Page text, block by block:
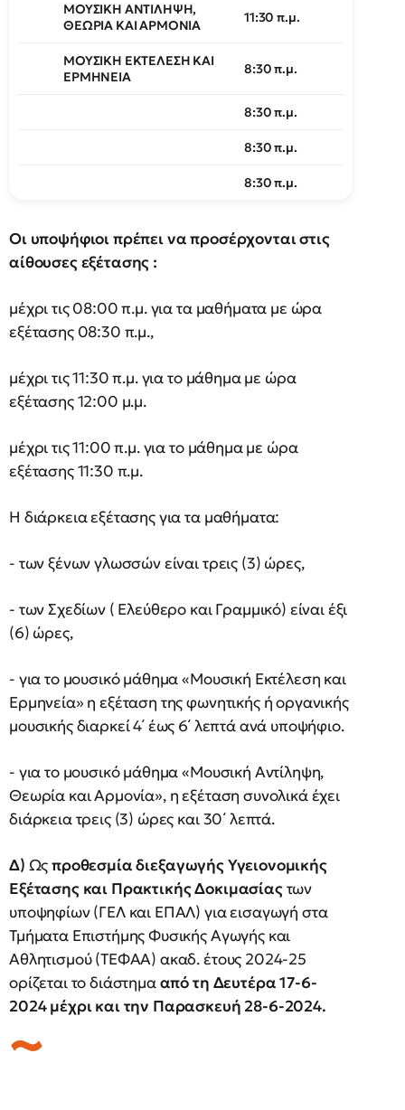
ΜΟΥΣΙΚΗ ΑΝΤΙΛΗΨΗ,
ΘΕΩΡΙΑ ΚΑΙ ΑΡΜΟΝΙΑ
11:30 π.μ.
ΜΟΥΣΙΚΗ ΕΚΤΕΛΕΣΗ ΚΑΙ
ΕΡΜΗΝΕΙΑ
8:30 π.μ.
8:30 π.μ.
8:30 π.μ.
8:30 π.μ.
Οι υποψήφιοι πρέπει να προσέρχονται στις
αίθουσες εξέτασης :
μέχρι τις 08:00 π.μ. για τα μαθήματα με ώρα
εξέτασης 08:30 π.μ.,
μέχρι τις 11:30 π.μ. για το μάθημα με ώρα
εξέτασης 12:00 μ.μ.
μέχρι τις 11:00 π.μ. για το μάθημα με ώρα
εξέτασης 11:30 π.μ.
Η διάρκεια εξέτασης για τα μαθήματα:
- των ξένων γλωσσών είναι τρεις (3) ώρες,
- των Σχεδίων ( Ελεύθερο και Γραμμικό) είναι έξι
(6) ώρες,
- για το μουσικό μάθημα «Μουσική Εκτέλεση και
Ερμηνεία» η εξέταση της φωνητικής ή οργανικής
μουσικής διαρκεί 4΄ έως 6΄ λεπτά ανά υποψήφιο.
- για το μουσικό μάθημα «Μουσική Αντίληψη,
Θεωρία και Αρμονία», η εξέταση συνολικά έχει
διάρκεια τρεις (3) ώρες και 30΄ λεπτά.
Δ) Ωςπροθεσμία διεξαγωγής Υγειονομικής
Εξέτασης και Πρακτικής Δοκιμασίαςτων
υποψηφίων (ΓΕΛ και ΕΠΑΛ) για εισαγωγή στα
Τμήματα Επιστήμης Φυσικής Αγωγής και
Αθλητισμού (ΤΕΦΑΑ) ακαδ. έτους 2024-25
ορίζεται το διάστημααπό τη Δευτέρα 17-6-
2024 μέχρι και την Παρασκευή 28-6-2024.